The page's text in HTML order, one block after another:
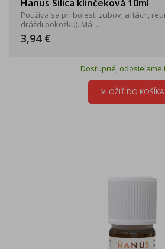
Hanus Silica klinčeková 10ml
Používa sa pri bolesti zubov, aftách,
dráždi pokožku). Má ...
3,94 €
Dostupné, odosielame
VLOŽIŤ DO KOŠÍKA